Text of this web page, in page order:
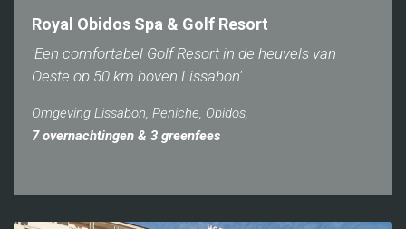
Royal Obidos Spa & Golf Resort
'Een comfortabel Golf Resort in de heuvels van
Oeste op 50 km boven Lissabon'
Omgeving Lissabon, Peniche, Obidos,
7 overnachtingen & 3 greenfees